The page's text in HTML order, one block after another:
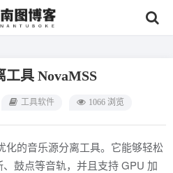
工具 NovaMSS
工具软件 1066 浏览
化的音乐源分离工具。它能够轻松
鼓点等音轨，并且支持 GPU 加